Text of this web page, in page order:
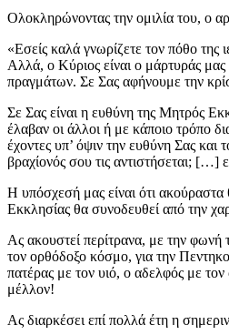
Ολοκληρώνοντας την ομιλία του, ο
«Εσείς καλά γνωρίζετε τον πόθο της
Αλλά, ο Κύριος είναι ο μάρτυράς
πραγμάτων. Σε Σας αφήνουμε την
Σε Σας είναι η ευθύνη της Μητρός
έλαβαν οι άλλοι ή με κάποιο τρόπο
έχοντες υπ’ όψιν την ευθύνη Σας και
βραχίονός σου τις αντιστήσεται;
Η υπόσχεσή μας είναι ότι
Εκκλησίας θα συνοδευθεί από την
Ας ακουστεί περίτρανα, με την φωνή
τον ορθόδοξο κόσμο, για την
πατέρας με τον υιό, ο αδελφός με
μέλλον!
Ας διαρκέσει επί πολλά έτη η